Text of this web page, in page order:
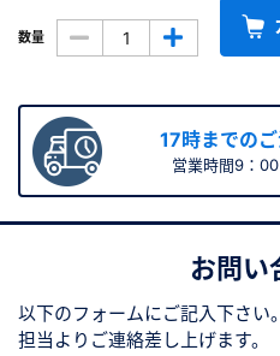
数量
17時までの
営業時間9：
お問い
以下のフォームにご記入下さい。
担当よりご連絡差し上げます。